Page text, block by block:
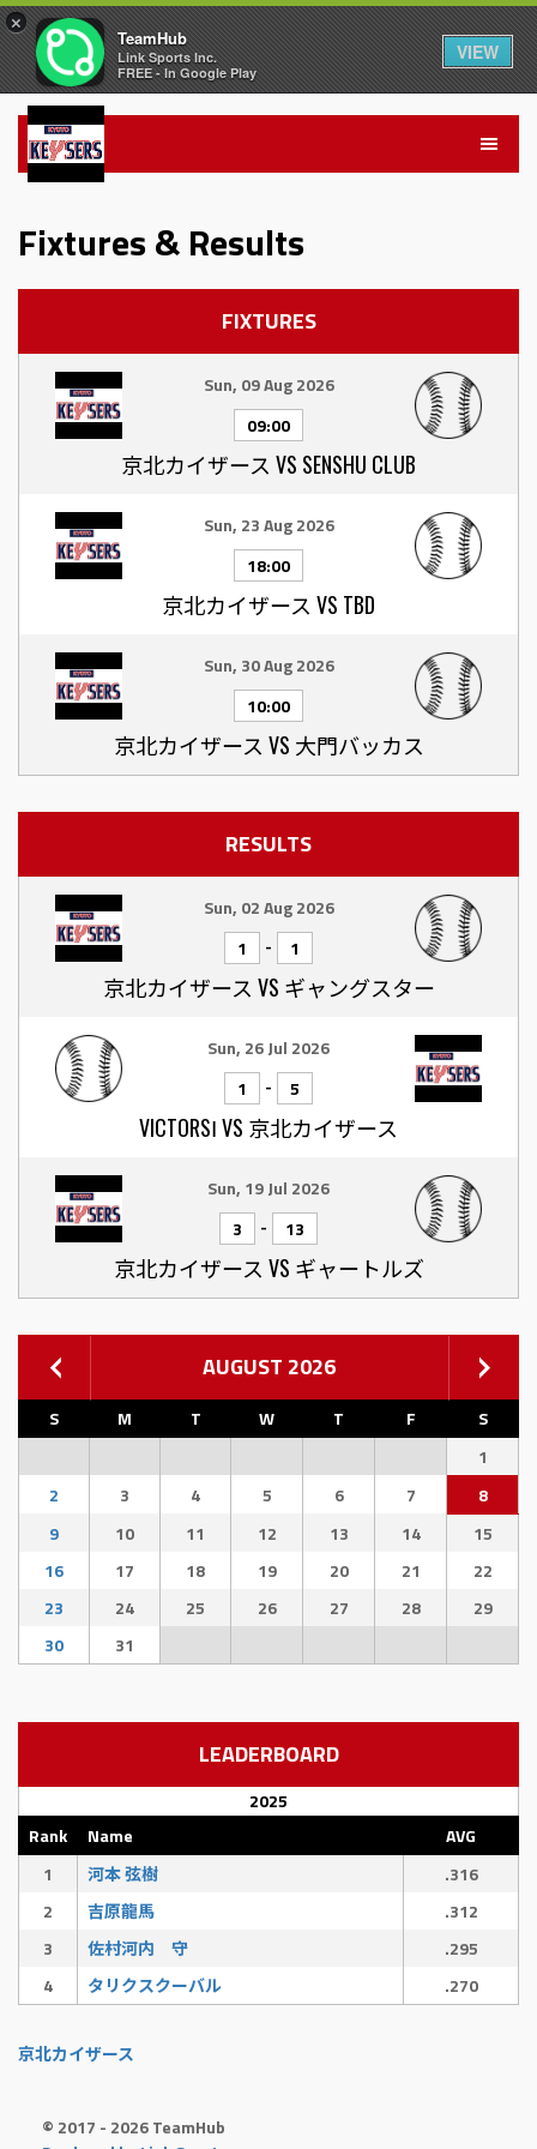
Fixtures & Results
FIXTURES
Sun, 09 Aug 2026
09:00
京北カイザース VS SENSHU CLUB
Sun, 23 Aug 2026
18:00
京北カイザース VS TBD
Sun, 30 Aug 2026
10:00
京北カイザース VS 大門バッカス
RESULTS
Sun, 02 Aug 2026
1
- 1
京北カイザース VS ギャングスター
Sun, 26 Jul 2026
1
- 5
VICTORSⅠ VS 京北カイザース
Sun, 19 Jul 2026
3
- 13
京北カイザース VS ギャートルズ
AUGUST 2026
S M T W T F
S
1
2
3 4 5 6 7
8
9
10 11 12 13 14
15
16
17 18 19 20 21
22
23
24 25 26 27 28
29
30
31
LEADERBOARD
2025
Rank
Name
AVG
1
河本 弦樹
.316
2
吉原龍馬
.312
3
佐村河内 守
.295
4
タリクスクーバル .270
京北カイザース
© 2017 - 2026 TeamHub
×
TeamHub
Link Sports Inc.
FREE - In Google Play
VIEW